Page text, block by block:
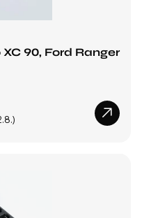
90, Ford Ranger